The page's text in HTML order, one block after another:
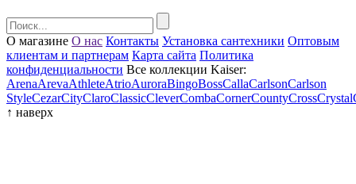
О магазине О нас Контакты Установка сантехники Оптовым
клиентам и партнерам Карта сайта Политика
конфиденциальности Все коллекции Kaiser:
ArenaArevaAthleteAtrioAuroraBingoBossCallaCarlsonCarlson
StyleCezarCityClaroClassicCleverCombaCornerCountyCrossCrystal
↑ наверх